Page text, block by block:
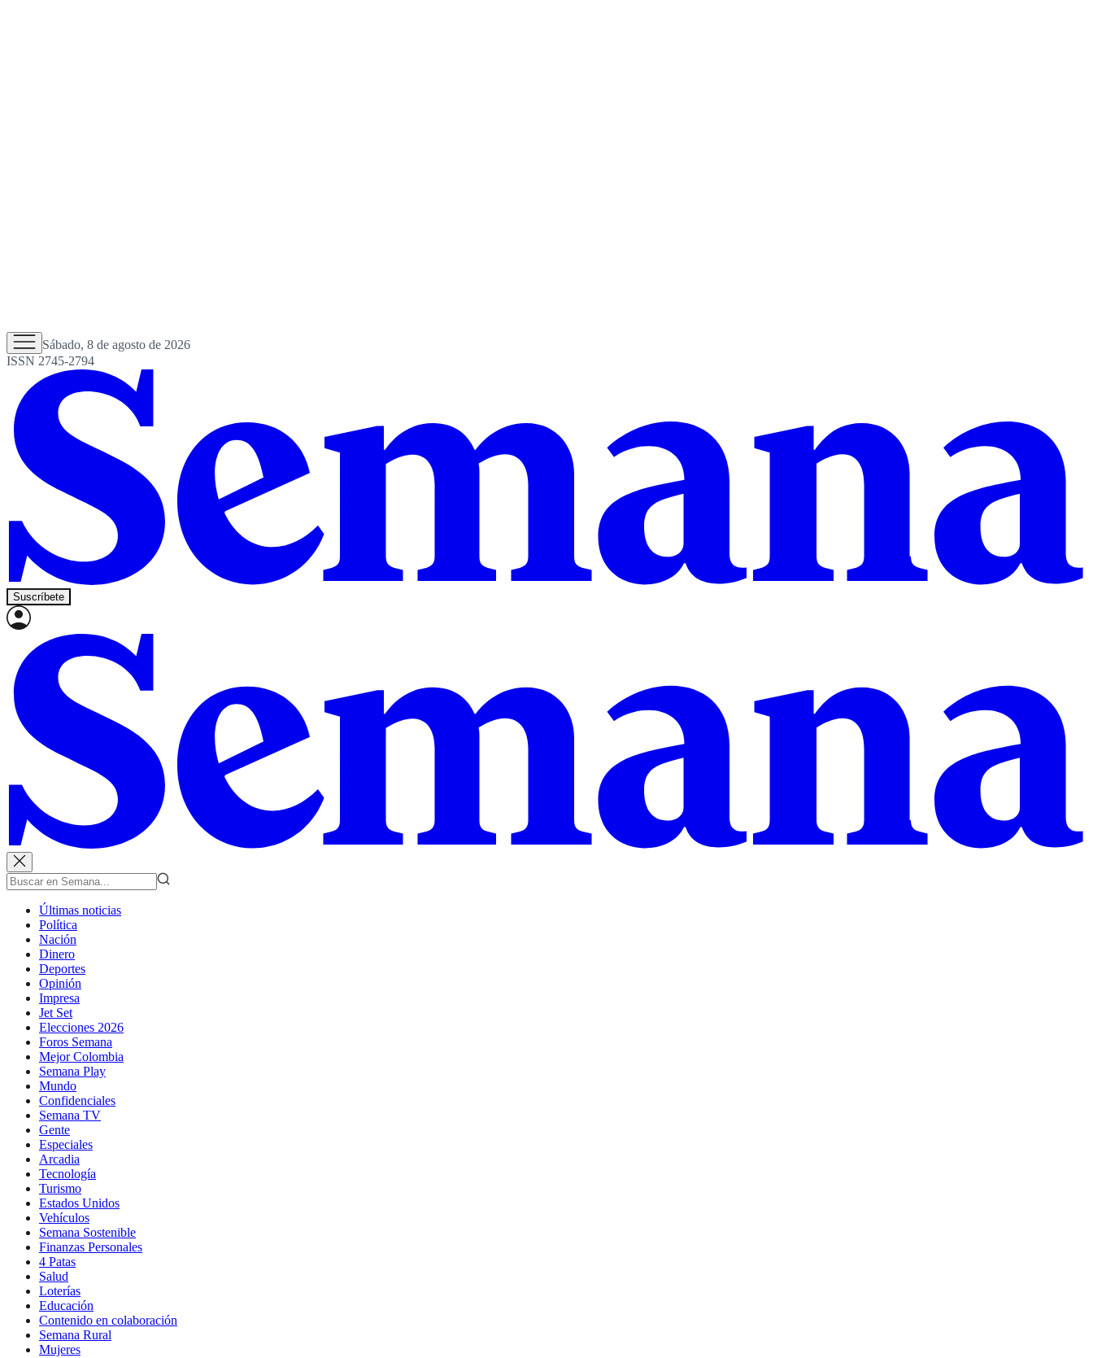
Sábado, 8 de agosto de 2026
ISSN 2745-2794
Suscríbete
Últimas noticias
Política
Nación
Dinero
Deportes
Opinión
Impresa
Jet Set
Elecciones 2026
Foros Semana
Mejor Colombia
Semana Play
Mundo
Confidenciales
Semana TV
Gente
Especiales
Arcadia
Tecnología
Turismo
Estados Unidos
Vehículos
Semana Sostenible
Finanzas Personales
4 Patas
Salud
Loterías
Educación
Contenido en colaboración
Semana Rural
Mujeres